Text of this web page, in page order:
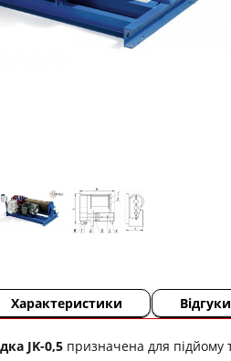
Характеристики Відгуки
JK-0,5 призначена для підйому